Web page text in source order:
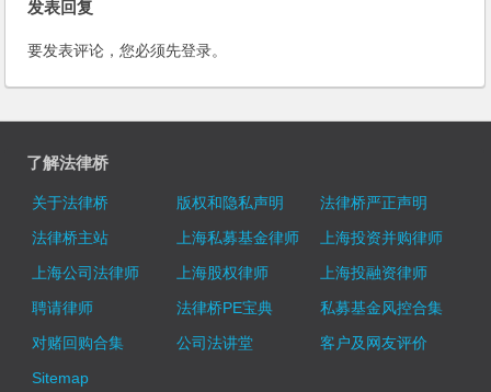
发表回复
要发表评论，您必须先登录。
了解法律桥
关于法律桥 版权和隐私声明
法律桥严正声明
法律桥主站
上海私募基金律师
上海投资并购律师
上海公司法律师
上海股权律师
上海投融资律师
聘请律师
法律桥PE宝典
私募基金风控合集
对赌回购合集
公司法讲堂
客户及网友评价
Sitemap